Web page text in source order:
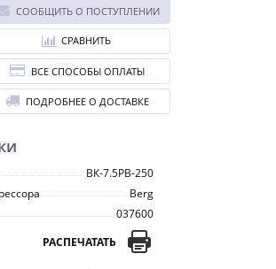
ВК-7.5РВ-250
Berg
037600
РАСПЕЧАТАТЬ
СООБЩИТЬ О ПОСТУПЛЕНИИ
СРАВНИТЬ
ВСЕ СПОСОБЫ ОПЛАТЫ
ПОДРОБНЕЕ О ДОСТАВКЕ